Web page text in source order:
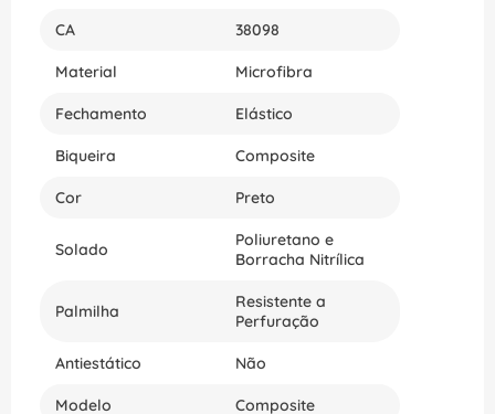
CA 38098
Material Microfibra
Fechamento Elástico
Biqueira Composite
Cor Preto
Solado
Poliuretano e
Borracha Nitrílica
Palmilha
Resistente a
Perfuração
Antiestático Não
Modelo Composite